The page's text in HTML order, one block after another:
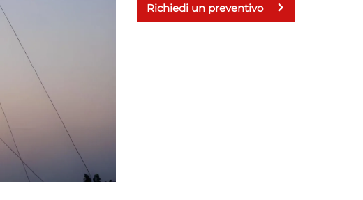
Richiedi un preventivo